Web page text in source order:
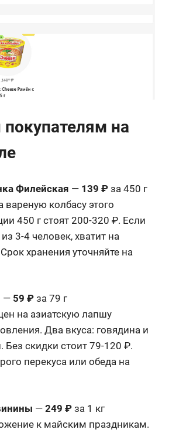
на
Филейская — 139 ₽ за 450 г
вареную колбасу этого
450 г стоят 200-320 ₽. Если
3-4 человек, хватит на
хранения уточняйте на
— 59 ₽ за 79 г
на азиатскую лапшу
Два вкуса: говядина и
Без скидки стоит 79-120 ₽.
перекуса или обеда на
— 249 ₽ за 1 кг
к майским праздникам.